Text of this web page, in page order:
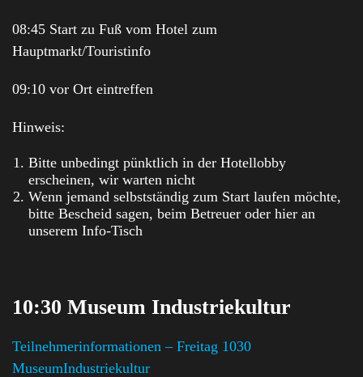
08:45 Start zu Fuß vom Hotel zum
Hauptmarkt/Touristinfo
09:10 vor Ort eintreffen
Hinweis:
Bitte unbedingt pünktlich in der Hotellobby
erscheinen, wir warten nicht
Wenn jemand selbstständig zum Start laufen möchte,
bitte Bescheid sagen, beim Betreuer oder hier an
unserem Info-Tisch
10:30 Museum Industriekultur
Teilnehmerinformationen – Freitag 1030
MuseumIndustriekultur